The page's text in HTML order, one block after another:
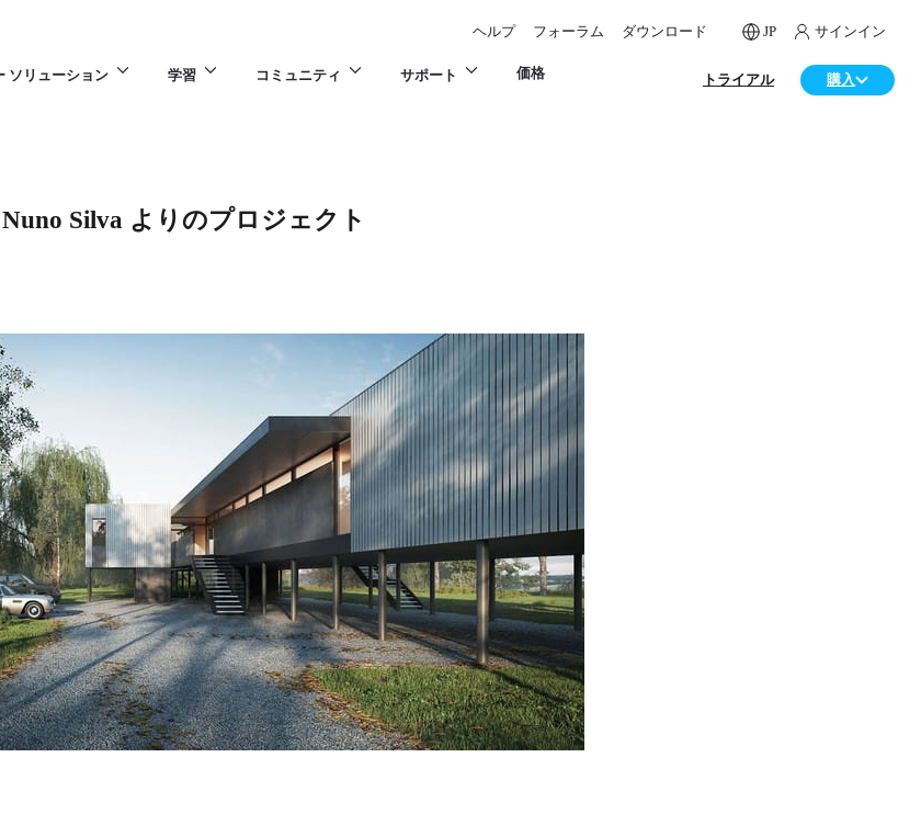
ヘルプ フォーラム ダウンロード JP サインイン
ソリューション 学習 コミュニティ サポート 価格 トライアル 購入
Nuno Silva よりのプロジェクト